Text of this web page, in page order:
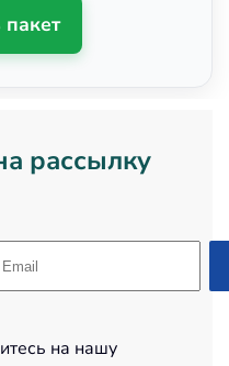
рассылку
на нашу